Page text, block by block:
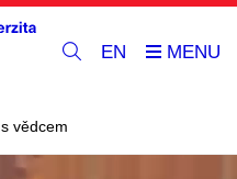
EN
vědcem